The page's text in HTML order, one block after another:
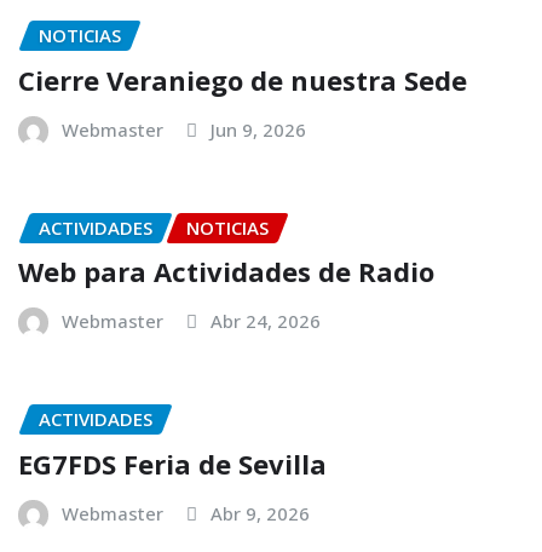
NOTICIAS
Cierre Veraniego de nuestra Sede
Webmaster Jun 9, 2026
ACTIVIDADES NOTICIAS
Web para Actividades de Radio
Webmaster Abr 24, 2026
ACTIVIDADES
EG7FDS Feria de Sevilla
Webmaster Abr 9, 2026